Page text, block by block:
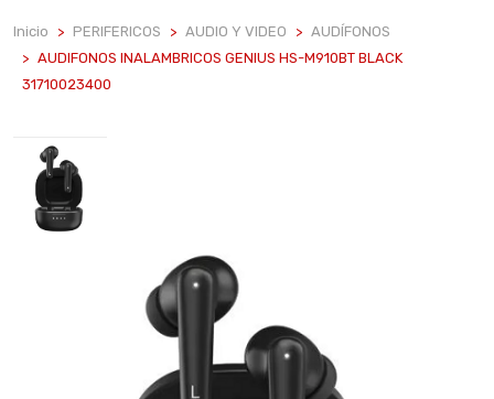
Inicio PERIFERICOS AUDIO Y VIDEO
AUDÍFONOS
AUDIFONOS INALAMBRICOS GENIUS HS-M910BT BLACK
31710023400